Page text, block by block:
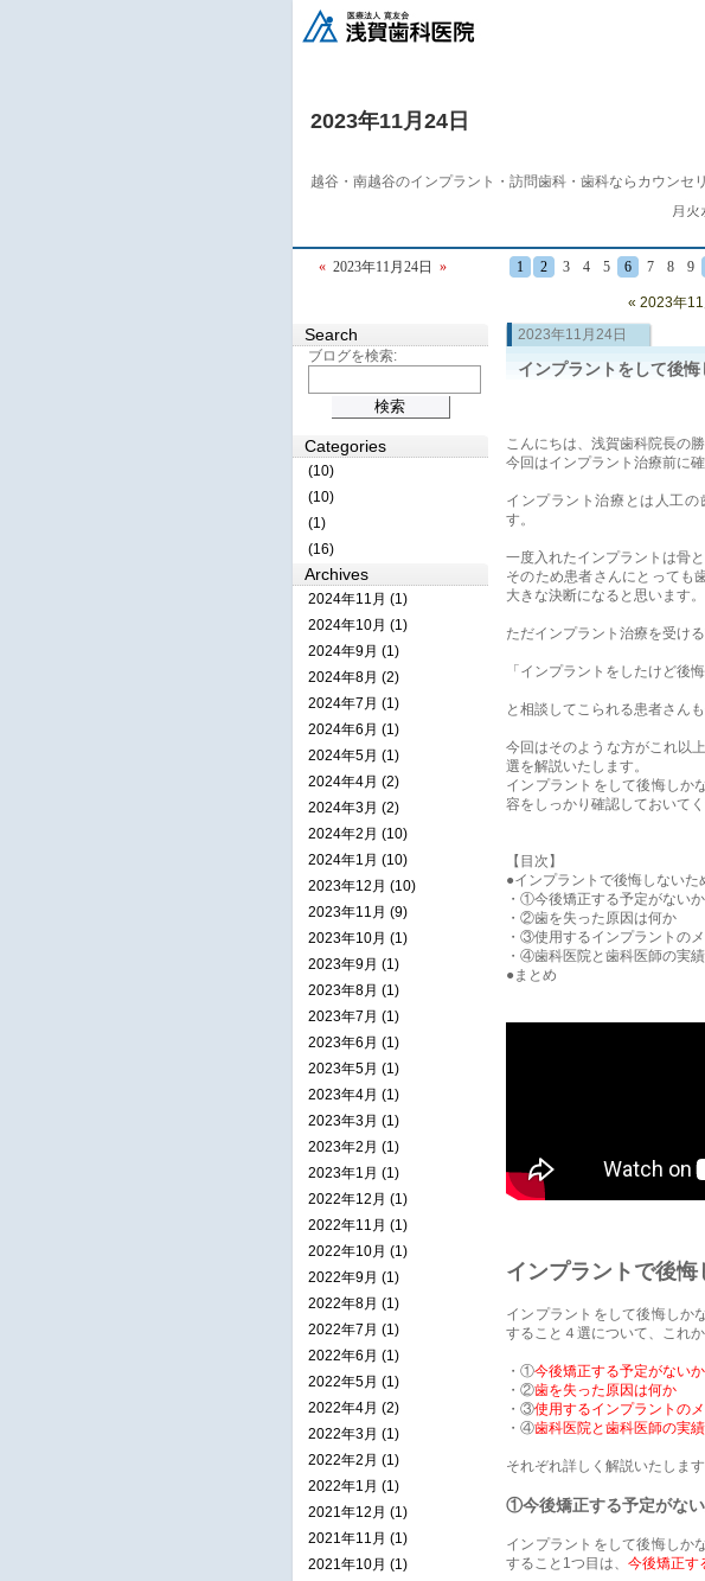
2023年11月24日
越谷・南越谷のインプラント・訪問歯科・歯科ならカウンセ
« 2023年11月24日 » 1 2 3 4 5 6 7 8 9
2023年11月24日
インプラントをして後
こんにちは、浅賀歯科院長の勝
今回はインプラント治療前に
インプラント治療とは人工
す。
一度入れたインプラントは骨
そのため患者さんにとっても
大きな決断になると思います。
ただインプラント治療を受け
「インプラントをしたけど後
と相談してこられる患者さん
今回はそのような方がこれ以
選を解説いたします。
インプラントをして後悔しか
容をしっかり確認しておいてく
【目次】
●インプラントで後悔しないた
・①今後矯正する予定がないか
・②歯を失った原因は何か
・③使用するインプラントの
・④歯科医院と歯科医師の実
●まとめ
インプラントで後
インプラントをして後悔しか
すること４選について、これ
・①今後矯正する予定がないか
・②歯を失った原因は何か
・③使用するインプラントの
・④歯科医院と歯科医師の実
それぞれ詳しく解説いたします
①今後矯正する予定がな
インプラントをして後悔しか
すること1つ目は、 今後矯正す
« 2023年11
Search
ブログを検索:
Categories
(10)
(10)
(1)
(16)
Archives
2024年11月 (1)
2024年10月 (1)
2024年9月 (1)
2024年8月 (2)
2024年7月 (1)
2024年6月 (1)
2024年5月 (1)
2024年4月 (2)
2024年3月 (2)
2024年2月 (10)
2024年1月 (10)
2023年12月 (10)
2023年11月 (9)
2023年10月 (1)
2023年9月 (1)
2023年8月 (1)
2023年7月 (1)
2023年6月 (1)
2023年5月 (1)
2023年4月 (1)
2023年3月 (1)
2023年2月 (1)
2023年1月 (1)
2022年12月 (1)
2022年11月 (1)
2022年10月 (1)
2022年9月 (1)
2022年8月 (1)
2022年7月 (1)
2022年6月 (1)
2022年5月 (1)
2022年4月 (2)
2022年3月 (1)
2022年2月 (1)
2022年1月 (1)
2021年12月 (1)
2021年11月 (1)
2021年10月 (1)